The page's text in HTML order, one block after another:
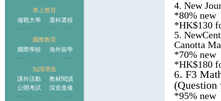
專上教育
備戰大學
選科選校
國際教育
國際學校
海外留學
知識增值
課外活動
教材閱讀
公開考試
深造進修
4. New
*80% new
*HK$130
5. New
Canotta
*70% new
*HK$180
6. F3
*95% new